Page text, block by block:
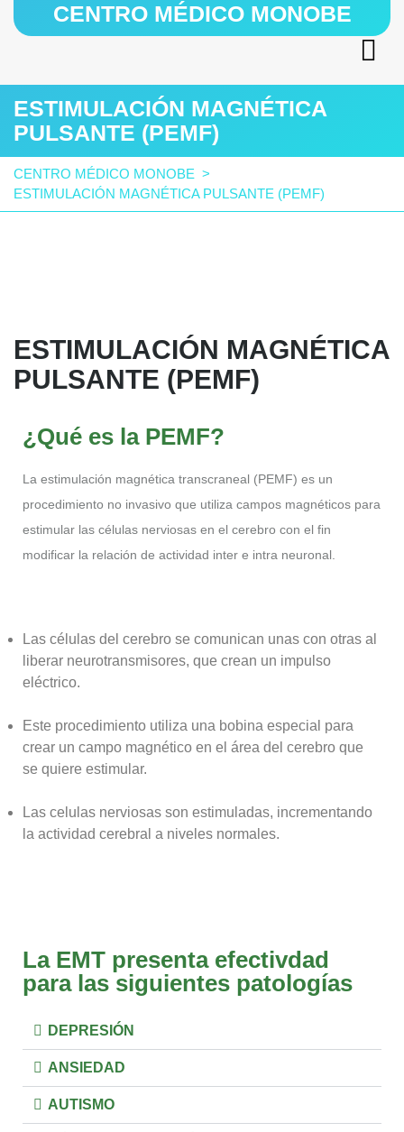
CENTRO MÉDICO MONOBE
ESTIMULACIÓN MAGNÉTICA
PULSANTE (PEMF)
CENTRO MÉDICO MONOBE >
ESTIMULACIÓN MAGNÉTICA PULSANTE (PEMF)
ESTIMULACIÓN MAGNÉTICA
PULSANTE (PEMF)
¿Qué es la PEMF?
La estimulación magnética transcraneal (PEMF) es un
procedimiento no invasivo que utiliza campos magnéticos para
estimular las células nerviosas en el cerebro con el fin
modificar la relación de actividad inter e intra neuronal.
Las células del cerebro se comunican unas con otras al
liberar neurotransmisores, que crean un impulso
eléctrico.
Este procedimiento utiliza una bobina especial para
crear un campo magnético en el área del cerebro que
se quiere estimular.
Las celulas nerviosas son estimuladas, incrementando
la actividad cerebral a niveles normales.
La EMT presenta efectivdad
para las siguientes patologías
DEPRESIÓN
ANSIEDAD
AUTISMO